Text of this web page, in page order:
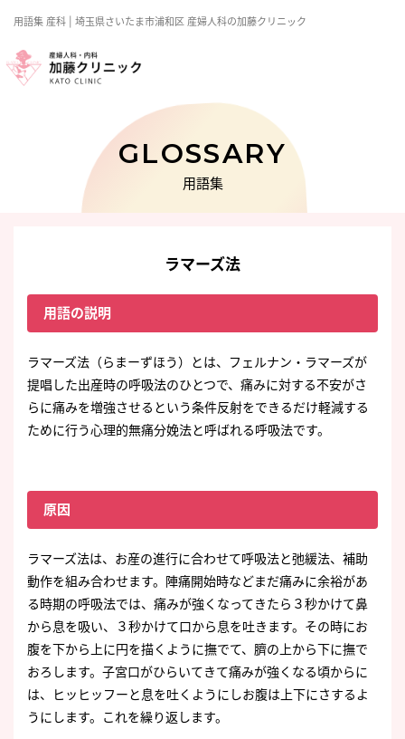
用語集 産科 | 埼玉県さいたま市浦和区 産婦人科の加藤クリニック
GLOSSARY
用語集
ラマーズ法
用語の説明
ラマーズ法（らまーずほう）とは、フェルナン・ラマーズが
提唱した出産時の呼吸法のひとつで、痛みに対する不安がさ
らに痛みを増強させるという条件反射をできるだけ軽減する
ために行う心理的無痛分娩法と呼ばれる呼吸法です。
原因
ラマーズ法は、お産の進行に合わせて呼吸法と弛緩法、補助
動作を組み合わせます。陣痛開始時などまだ痛みに余裕があ
る時期の呼吸法では、痛みが強くなってきたら３秒かけて鼻
から息を吸い、３秒かけて口から息を吐きます。その時にお
腹を下から上に円を描くように撫でて、臍の上から下に撫で
おろします。子宮口がひらいてきて痛みが強くなる頃からに
は、ヒッヒッフーと息を吐くようにしお腹は上下にさするよ
うにします。これを繰り返します。